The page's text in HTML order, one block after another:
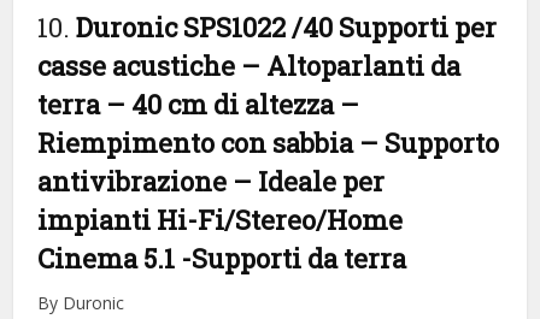
10.Duronic SPS1022 /40 Supporti per
casse acustiche – Altoparlanti da
terra – 40 cm di altezza –
Riempimento con sabbia – Supporto
antivibrazione – Ideale per
impianti Hi-Fi/Stereo/Home
Cinema 5.1 -Supporti da terra
By Duronic